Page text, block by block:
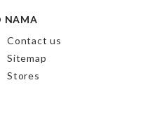
NAMA
Contact us
Sitemap
Stores